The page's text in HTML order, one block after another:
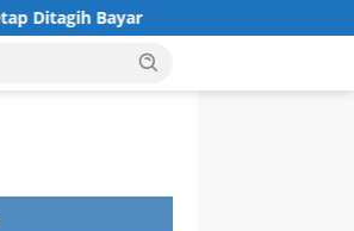
Lima Bulan Mengendap, Dugaan